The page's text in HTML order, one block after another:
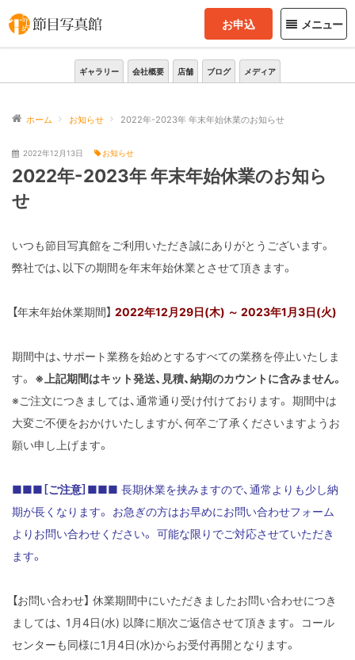
メニュー
お申込
ギャラリー 会社概要 店舗 ブログ メディア
ホーム お知らせ 2022年-2023年 年末年始休業のお知らせ
2022年12月13日 お知らせ
2022年-2023年 年末年始休業のお知ら
せ
いつも節目写真館をご利用いただき誠にありがとうございます。
弊社では、以下の期間を年末年始休業とさせて頂きます。
【年末年始休業期間】 2022年12月29日(木) ～ 2023年1月3日(火)
期間中は、サポート業務を始めとするすべての業務を停止いたしま
す。
※上記期間はキット発送、見積、納期のカウントに含みません。
※ご注文につきましては、通常通り受け付けております。 期間中は
大変ご不便をおかけいたしますが、何卒ご了承くださいますようお
願い申し上げます。
■■■［ご注意］■■■ 長期休業を挟みますので、通常よりも少し納
期が長くなります。
お急ぎの方はお早めにお問い合わせフォーム
よりお問い合わせください。 可能な限りでご対応させていただき
ます。
【お問い合わせ】 休業期間中にいただきましたお問い合わせにつき
ましては、 1月4日(水) 以降に順次ご返信させて頂きます。
コール
センターも同様に1月4日(水)からお受付再開となります。